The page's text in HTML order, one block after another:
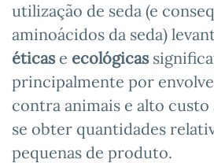
utilização de seda (e
aminoácidos da seda)
éticase ecológicas
principalmente por
contra animais e alto
se obter quantidades
pequenas de produto.